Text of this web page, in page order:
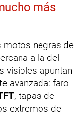
más
motos negras de
a la del
visibles apuntan
avanzada: faro
, tapas de
extremos del